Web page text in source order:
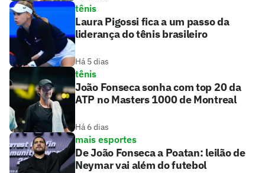
tênis
Laura Pigossi fica a um passo da
liderança do tênis brasileiro
Há 5 dias
tênis
João Fonseca sonha com top 20 da
ATP no Masters 1000 de Montreal
Há 6 dias
mais esportes
De João Fonseca a Poatan: leilão de
Neymar vai além do futebol